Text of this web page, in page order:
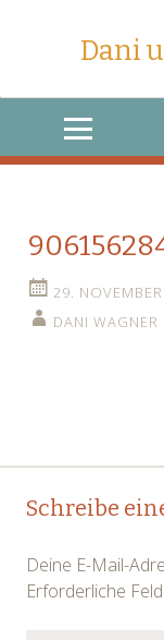
Dani
MENU
WIDGETS
SEARCH
29.
DANI WAGNER
Post
Schreibe
Deine E-Mail-
Erforderliche